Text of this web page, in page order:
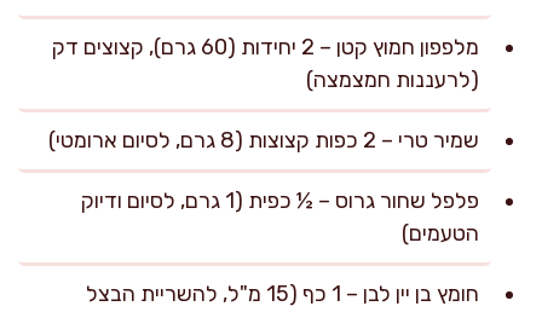
מלפפון חמוץ קטן – 2 יחידות (60 גרם), קצוצים דק
(לרעננות חמצמצה)
שמיר טרי – 2 כפות קצוצות (8 גרם, לסיום ארומטי)
פלפל שחור גרוס – ½ כפית (1 גרם, לסיום ודיוק
הטעמים)
חומץ בן יין לבן – 1 כף (15 מ"ל, להשריית הבצל